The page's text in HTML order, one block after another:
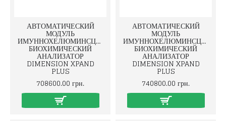
АВТОМАТИЧЕСКИЙ
МОДУЛЬ
ИМУННОХЕЛЮМИНСЦЕНТНЫЙ
БИОХИМИЧЕСКИЙ
АНАЛИЗАТОР
DIMENSION XPAND
PLUS
708600.00 грн.
АВТОМАТИЧЕСКИЙ
МОДУЛЬ
БИОХИМИЧЕСКИЙ
АНАЛИЗАТОР
DIMENSION XPAND
PLUS
740800.00 грн.